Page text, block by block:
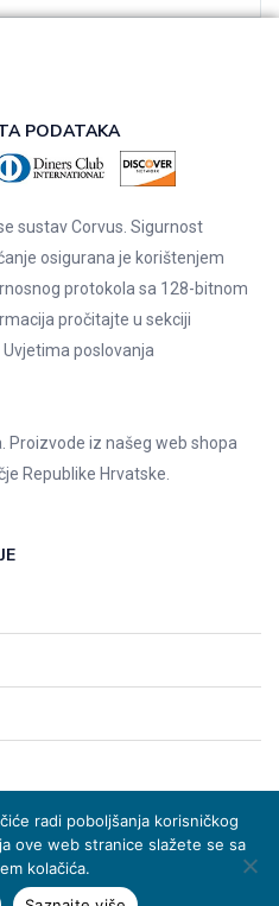
PODATAKA
sustav Corvus. Sigurnost
osigurana je korištenjem
protokola sa 128-bitnom
pročitajte u sekciji
Uvjetima poslovanja
Proizvode iz našeg web shopa
Republike Hrvatske.
radi poboljšanja korisničkog
ove web stranice slažete se sa
kolačića.